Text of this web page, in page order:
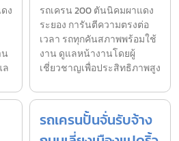
ง
ล
รถเครน 200 ตันนิคมผาแดง
ระยอง การันตีความตรงต่อ
เวลา รถทุกคันสภาพพร้อมใช้
งาน ดูแลหน้างานโดยผู้
เชี่ยวชาญเพื่อประสิทธิภาพสูง
รถเครนปั้นจั่นรับจ้าง